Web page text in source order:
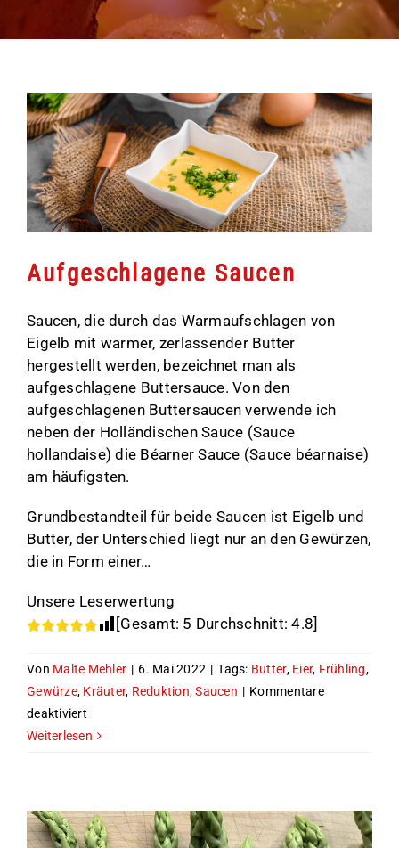
Aufgeschlagene Saucen
Saucen, die durch das Warmaufschlagen von
Eigelb mit warmer, zerlassender Butter
hergestellt werden, bezeichnet man als
aufgeschlagene Buttersauce. Von den
aufgeschlagenen Buttersaucen verwende ich
neben der Holländischen Sauce (Sauce
hollandaise) die Béarner Sauce (Sauce béarnaise)
am häufigsten.
Grundbestandteil für beide Saucen ist Eigelb und
Butter, der Unterschied liegt nur an den Gewürzen,
die in Form einer…
Unsere Leserwertung
[Gesamt: 5 Durchschnitt:4.8]
Von Malte Mehler | 6. Mai 2022 | Tags: Butter, Eier, Frühling,
Gewürze, Kräuter, Reduktion,Saucen | Kommentare
deaktiviertfür
Aufgeschlagene
Weiterlesen